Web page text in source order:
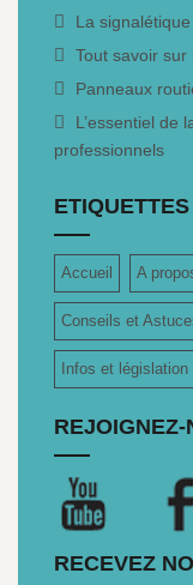
La
Tout savoir
Panneaux
L’essentiel de
professionnels
ETIQUETTES
Accueil A
Conseils et
Infos et législation
REJOIGNEZ-
RECEVEZ